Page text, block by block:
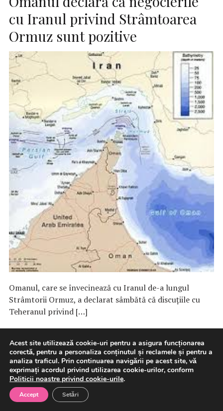
cu Iranul privind Strâmtoarea
Ormuz sunt pozitive
Omanul, care se învecinează cu Iranul de-a lungul
Strâmtorii Ormuz, a declarat sâmbătă că discuţiile cu
Teheranul privind […]
8 august 2026 International
Rusia atacă întreprinderi
militare din Kiev, precum şi
Acest site utilizează cookie-uri pentru a asigura funcționarea
corectă, pentru a personaliza conținutul și reclamele și pentru a
analiza traficul. Prin continuarea navigării pe acest site, vă
exprimați acordul privind utilizarea cookie-urilor, conform
Politicii noastre privind cookie-urile.
Accept Setări